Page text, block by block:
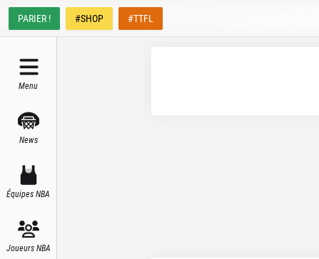
PARIER ! #SHOP #TTFL
Menu
News
Équipes NBA
Joueurs NBA